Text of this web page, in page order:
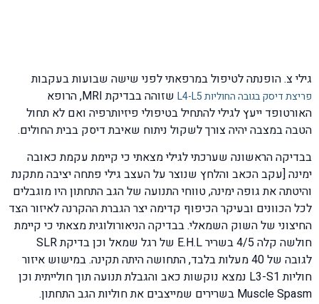
גילי צ. הופנתה לטיפול במרפאתי לפני שישה שבועות בעקבות
פריצת דיסק בגובה החוליות L4-L5
שזוהה בבדיקת MRI, הרופא
האורטופד ייעץ לגילי להתחיל בטיפולי פיזיותרפיה ואם לא תחול
הטבה במצבה יהיה צורך לשקול ניתוח שאיבת דיסק בבית החולים.
בבדיקה הראשונה שערכתי לגילי מצאתי כי קיימת עקמת כאובה
ימינה [עקב הכאב והלחץ שנוצר על העצב גילי פתחה יציבה מתקנת
והיטתה את גופה ימינה, טווחי התנועה של הגב התחתון היו מוגבלים
לכל הכוונים ובעיקר הכיפוף קדימה יצר הגברת ההקרנה לאיזור הצד
החיצוני של השוק השמאלי. בבדיקה הניאורולוגית מצאתי כי קיימת
חולשה קלה 4/5 בשריר E.H.L של רגל שמאל וכן בדיקת SLR
לגובה של 40 מעלות בלבד, התחושה היתה תקינה. במישוש איזור
חוליות L3-S1 נמצא נוקשות כאב והגבלת תנועה תוך חולייתית וכן
Muscle Spasm בשרירים שמייצבים את חוליות הגב התחתון.